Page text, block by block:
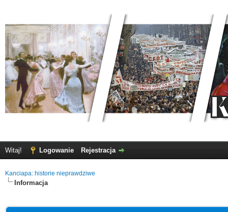
Witaj! Logowanie Rejestracja
Kanciapa: historie nieprawdziwe
Informacja